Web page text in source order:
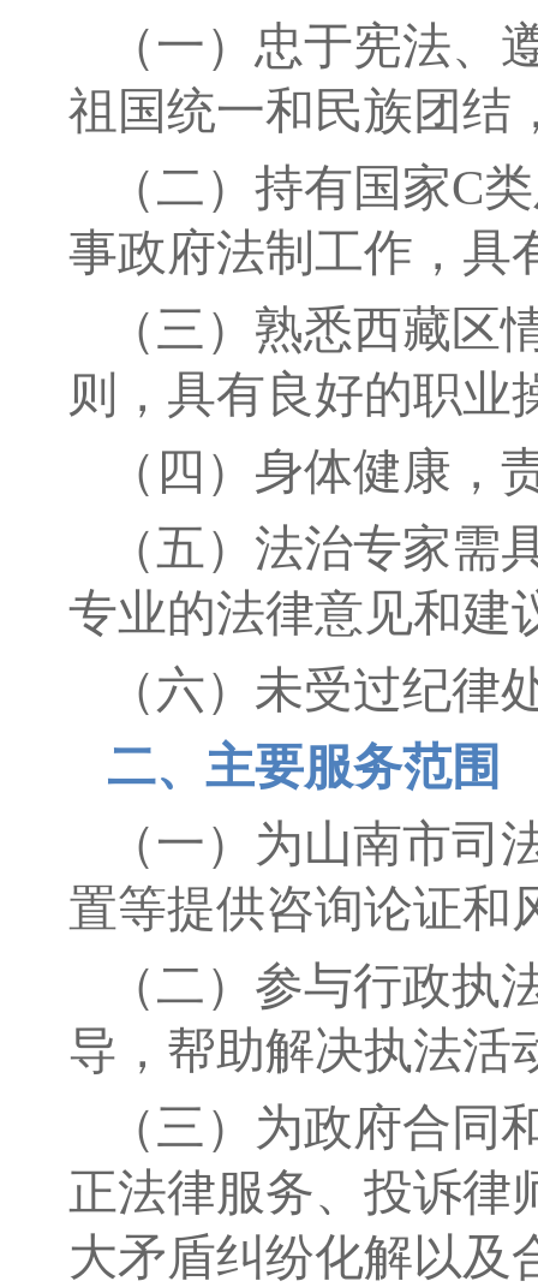
（一）忠于宪法
祖国统一和民族团结
（二）持有国家C
事政府法制工作，具
（三）熟悉西藏
则，具有良好的职业
（四）身体健康
（五）法治专家
专业的法律意见和建
（六）未受过纪律
二、主要服务范围
（一）为山南市
置等提供咨询论证和
（二）参与行政
导，帮助解决执法活
（三）为政府合
正法律服务、投诉律
大矛盾纠纷化解以及